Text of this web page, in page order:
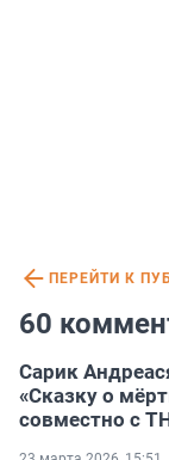
ПЕРЕЙТИ К
60
Сарик
«Сказку о
совместно с